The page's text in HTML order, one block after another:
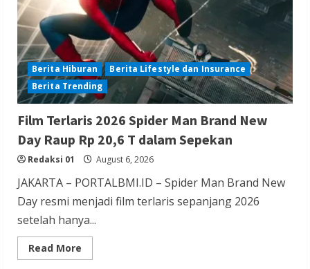
Redaksi 01 August 6, 2026
Berita Agama Berita Nasional
Berita TNI/POLRI
Berita Trending
Kapolres Tangsel Hadiri Perayaan HUT
Vihara Boen Hay Bio, Perkuat Sinergitas
TNI-POLRI dengan Tokoh Agama
Redaksi 01 August 6, 2026
Berita Hiburan
Berita Lifestyle dan Insurance
Berita Trending
Film Terlaris 2026 Spider Man Brand New
Day Raup Rp 20,6 T dalam Sepekan
Redaksi 01 August 6, 2026
JAKARTA – PORTALBMI.ID – Spider Man Brand New
Day resmi menjadi film terlaris sepanjang 2026
setelah hanya...
Read More
more